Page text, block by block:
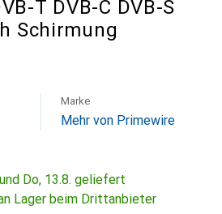
T DVB-C DVB-S
Schirmung
Marke
Mehr von Primewire
Do, 13.8. geliefert
Lager beim Drittanbieter